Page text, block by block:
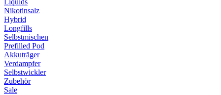
Liquids
Nikotinsalz
Hybrid
Longfills
Selbstmischen
Prefilled Pod
Akkuträger
Verdampfer
Selbstwickler
Zubehör
Sale